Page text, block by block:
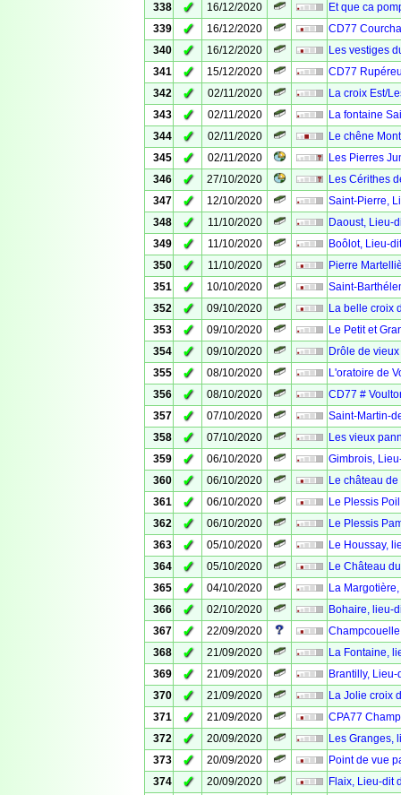
338
✓ 16/12/2020
Et que ca
339
✓ 16/12/2020
CD77
340
✓ 16/12/2020
Les vestiges
341
✓ 15/12/2020
CD77
342
✓ 02/11/2020
La croix Est/
343
✓ 02/11/2020
La fontaine
344
✓ 02/11/2020
Le chêne
345
✓ 02/11/2020
Les Pierres
346
✓ 27/10/2020
Les Cérithes
347
✓ 12/10/2020
Saint-Pierre,
348
✓ 11/10/2020
Daoust, Lieu-
349
✓ 11/10/2020
Boôlot, Lieu-
350
✓ 11/10/2020
Pierre
351
✓ 10/10/2020
Saint-
352
✓ 09/10/2020
La belle croix
353
✓ 09/10/2020
Le Petit et
354
✓ 09/10/2020
Drôle de
355
✓ 08/10/2020
L'oratoire de
356
✓ 08/10/2020
CD77 #
357
✓ 07/10/2020
Saint-Martin-
358
✓ 07/10/2020
Les vieux
359
✓ 06/10/2020
Gimbrois,
360
✓ 06/10/2020
Le château
361
✓ 06/10/2020
Le Plessis
362
✓ 06/10/2020
Le Plessis
363
✓ 05/10/2020
Le Houssay,
364
✓ 05/10/2020
Le Château
365
✓ 04/10/2020
La
366
✓ 02/10/2020
Bohaire, lieu-
367
✓ 22/09/2020
368
✓ 21/09/2020
La Fontaine,
369
✓ 21/09/2020
Brantilly,
370
✓ 21/09/2020
La Jolie croix
371
✓ 21/09/2020
CPA77
372
✓ 20/09/2020
Les Granges,
373
✓ 20/09/2020
Point de vue
374
✓ 20/09/2020
Flaix, Lieu-dit